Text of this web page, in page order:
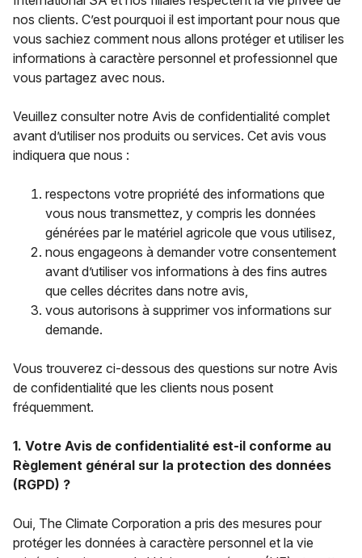
nos clients. C’est pourquoi il est important pour nous que
vous sachiez comment nous allons protéger et utiliser les
informations à caractère personnel et professionnel que
vous partagez avec nous.
Veuillez consulter notre Avis de confidentialité complet
avant d’utiliser nos produits ou services. Cet avis vous
indiquera que nous :
respectons votre propriété des informations que
vous nous transmettez, y compris les données
générées par le matériel agricole que vous utilisez,
nous engageons à demander votre consentement
avant d’utiliser vos informations à des fins autres
que celles décrites dans notre avis,
vous autorisons à supprimer vos informations sur
demande.
Vous trouverez ci-dessous des questions sur notre Avis
de confidentialité que les clients nous posent
fréquemment.
1. Votre Avis de confidentialité est-il conforme au
Règlement général sur la protection des données
(RGPD) ?
Oui, The Climate Corporation a pris des mesures pour
protéger les données à caractère personnel et la vie